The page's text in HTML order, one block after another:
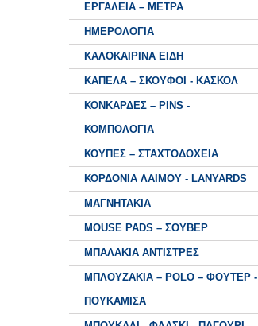
ΕΡΓΑΛΕΙΑ – ΜΕΤΡΑ
ΗΜΕΡΟΛΟΓΙΑ
ΚΑΛΟΚΑΙΡΙΝΑ ΕΙΔΗ
ΚΑΠΕΛΑ – ΣΚΟΥΦΟΙ - ΚΑΣΚΟΛ
ΚΟΝΚΑΡΔΕΣ – PINS -
ΚΟΜΠΟΛΟΓΙΑ
ΚΟΥΠΕΣ – ΣΤΑΧΤΟΔΟΧΕΙΑ
ΚΟΡΔΟΝΙΑ ΛΑΙΜΟΥ - LANYARDS
ΜΑΓΝΗΤΑΚΙΑ
MOUSE PADS – ΣΟΥΒΕΡ
ΜΠΑΛΑΚΙΑ ΑΝΤΙΣΤΡΕΣ
ΜΠΛΟΥΖΑΚΙΑ – POLO – ΦΟΥΤΕΡ -
ΠΟΥΚΑΜΙΣΑ